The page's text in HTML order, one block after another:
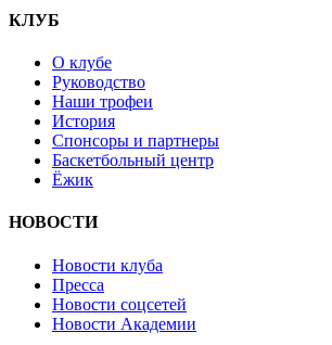
КЛУБ
О клубе
Руководство
Наши трофеи
История
Спонсоры и партнеры
Баскетбольный центр
Ёжик
НОВОСТИ
Новости клуба
Пресса
Новости соцсетей
Новости Академии